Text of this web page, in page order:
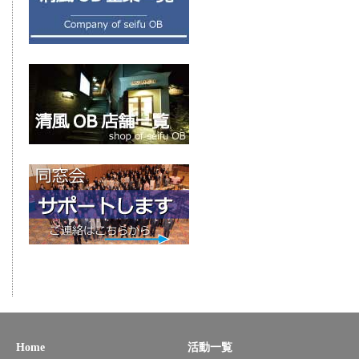
Home 活動一覧